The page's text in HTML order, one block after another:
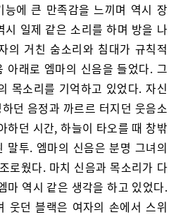
능에 큰 만족감을 느끼며 역시 장
시 일제 같은 소리를 하며 방을 나
의 거친 숨소리와 침대가 규칙적
아래로 엠마의 신음을 들었다. 그
목소리를 기억하고 있었다. 자신
던 음정과 까르르 터지던 웃음소
하던 시간, 하늘이 타오를 때 창밖
말투. 엠마의 신음은 분명 그녀의
로웠다. 마치 신음과 목소리가 다
마 역시 같은 생각을 하고 있었다.
웃던 블랙은 여자의 손에서 스위